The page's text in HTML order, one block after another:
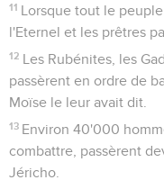
11 Lorsque tout le
l'Eternel et les prêtres
12 Les Rubénites, les
passèrent en ordre de
Moïse le leur avait dit.
13 Environ 40'000
combattre, passèrent
Jéricho.